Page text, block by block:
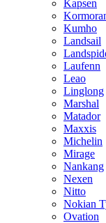
Kapsen
Kumho
Landsail
Laufenn
Leao
Linglong
Marshal
Matador
Maxxis
Michelin
Mirage
Nankang
Nexen
Nitto
Nokian
Ovation